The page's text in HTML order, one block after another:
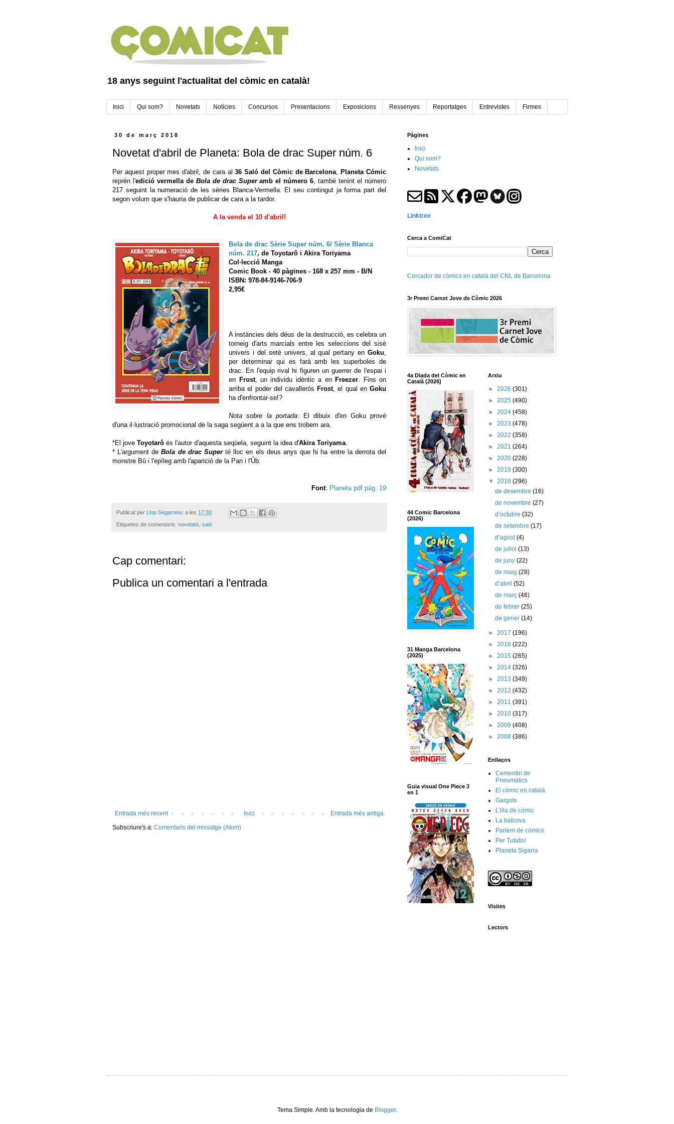
18 anys seguint l'actualitat del còmic en català!
Inici Qui som? Novetats Notícies Concursos Presentacions Exposicions Ressenyes Reportatges Entrevistes Firmes
30 de març 2018
Novetat d'abril de Planeta: Bola de drac Super núm. 6
Per aquest proper mes d'abril, de cara al36 Saló del Còmic de Barcelona, Planeta Cómic
reprèn l'edició vermella de Bola de drac Superamb el número 6, també tenint el número
217 seguint la numeració de les sèries Blanca-Vermella. El seu contingut ja forma part del
segon volum que s'hauria de publicar de cara a la tardor.
A la venda el 10 d'abril!
Bola de drac Sèrie Super núm. 6/ Sèrie Blanca
núm. 217, de Toyotarô i Akira Toriyama
Col·lecció Manga
Comic Book - 40 pàgines - 168 x 257 mm - B/N
ISBN: 978-84-9146-706-9
2,95€
A instàncies dels déus de la destrucció, es celebra un
torneig d'arts marcials entre les seleccions del sisè
univers i del setè univers, al qual pertany en Goku,
per determinar qui es farà amb les superboles de
drac. En l'equip rival hi figuren un guerrer de l'espai i
en Frost, un individu idèntic a en Freezer. Fins on
arriba el poder del cavallerós Frost, el qual enGoku
ha d'enfrontar-se!?
Nota sobre la portada: El dibuix d'en Goku prové
d'una il·lustració promocional de la saga següent a a la que ens trobem ara.
*El jove Toyotarô és l'autor d'aquesta seqüela, seguint la idea d'Akira Toriyama.
* L'argument deBola de drac Superté lloc en els deus anys que hi ha entre la derrota del
monstre Bû i l'epíleg amb l'aparició de la Pan i l'Ûb.
Font: Planeta pdf pàg. 19
Publicat per Llop Segarrenc a les 17:30
Etiquetes de comentaris: novetats, saló
Cap comentari:
Publica un comentari a l'entrada
Entrada més recent Entrada més antiga
Inici
Subscriure's a: Comentaris del missatge (Atom)
Pàgines
Inici
Qui som?
Novetats
Linktree
Cerca a ComiCat
Cercador de còmics en català del CNL de Barcelona
3r Premi Carnet Jove de Còmic 2026
4a Diada del Còmic en
Català (2026)
44 Comic Barcelona
(2026)
31 Manga Barcelona
(2025)
Guia visual One Piece 3
en 1
Arxiu
► 2026 (301)
► 2025 (490)
► 2024 (458)
► 2023 (478)
► 2022 (358)
► 2021 (264)
► 2020 (228)
► 2019 (300)
▼ 2018 (296)
de desembre(16)
de novembre(27)
d’octubre(32)
de setembre(17)
d’agost(4)
de juliol(13)
de juny(22)
de maig(28)
d’abril(52)
de març(46)
de febrer(25)
de gener(14)
► 2017 (196)
► 2016 (222)
► 2015 (265)
► 2014 (326)
► 2013 (349)
► 2012 (432)
► 2011 (391)
► 2010 (317)
► 2009 (408)
► 2008 (386)
Enllaços
Cementiri de
Pneumàtics
El còmic en català
Gargots
L'illa de còmic
La batcova
Parlem de còmics
Per Tutatis!
Planeta Sigarra
Visites
Lectors
Tema Simple. Amb la tecnologia de Blogger.